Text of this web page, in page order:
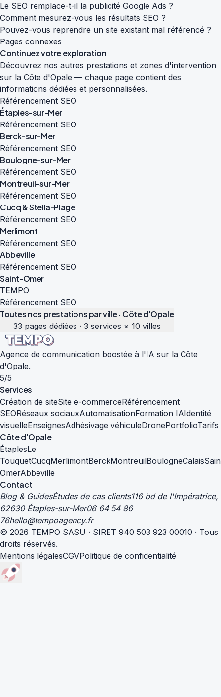
Le SEO remplace-t-il la publicité Google Ads ?
Comment mesurez-vous les résultats SEO ?
Pouvez-vous reprendre un site existant mal référencé ?
Pages connexes
Continuez votre exploration
Découvrez nos autres prestations et zones d'intervention
sur la Côte d'Opale — chaque page contient des
informations dédiées et personnalisées.
Référencement SEO
Étaples-sur-Mer
Référencement SEO
Berck-sur-Mer
Référencement SEO
Boulogne-sur-Mer
Référencement SEO
Montreuil-sur-Mer
Référencement SEO
Cucq & Stella-Plage
Référencement SEO
Merlimont
Référencement SEO
Abbeville
Référencement SEO
Saint-Omer
TEMPO
Référencement SEO
Toutes nos prestations par ville · Côte d'Opale
33 pages dédiées · 3 services × 10 villes
Agence de communication boostée à l'IA sur la Côte
d'Opale.
5/5
Services
Création de siteSite e-commerceRéférencement
SEORéseaux sociauxAutomatisationFormation IAIdentité
visuelleEnseignesAdhésivage véhiculeDronePortfolioTarifs
Côte d'Opale
ÉtaplesLe
TouquetCucqMerlimontBerckMontreuilBoulogneCalais
OmerAbbeville
Contact
Blog & GuidesÉtudes de cas clients116 bd de l'Impératrice,
62630 Étaples-sur-Mer06 64 54 86
76hello@tempoagency.fr
© 2026 TEMPO SASU · SIRET 940 503 923 00010 · Tous
droits réservés.
Mentions légalesCGVPolitique de confidentialité